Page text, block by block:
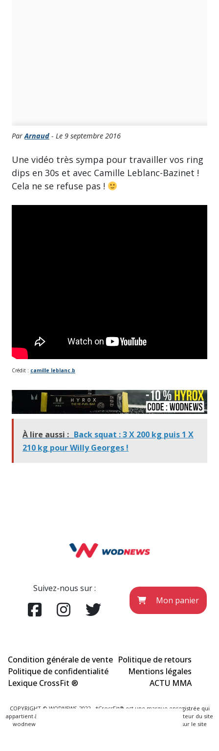
ParArnaud - Le 9 septembre 2016
Une vidéo très sympa pour travailler vos ring
dips en 30s et avec Camille Leblanc-Bazinet !
Cela ne se refuse pas !
Crédit : camille leblanc.b
À lire aussi : Back squat : 3 X 200 kg puis 1 X
210 kg pour Willy Georges !
Suivez-nous sur :
Mon panier
Condition générale de vente Politique de retours
Politique de confidentialité
Mentions légales
Lexique CrossFit ®
ACTU MMA
COPYRIGHT © WODNEWS 2022 - *CrossFit® est une marque enregistrée qui
appartient à la société CrossFit® Inc. et qui n'a aucun lien avec l'éditeur du site
wodnews.com. Les informations officielles sont exclusivement sur le site